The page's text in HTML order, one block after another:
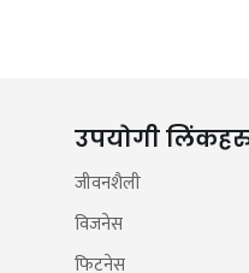
उपयोगी
जीवनशैली
विजनेस
फिटनेस